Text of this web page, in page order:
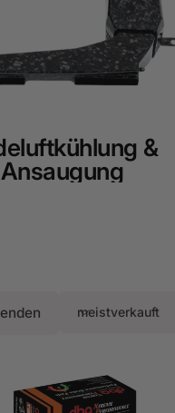
&
Ansaugung
t
meistverkauft